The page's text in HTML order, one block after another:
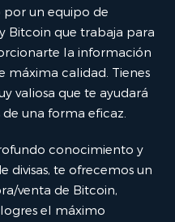
por un equipo de
Bitcoin que trabaja para
la información
máxima calidad. Tienes
valiosa que te ayudará
de una forma eficaz.
conocimiento y
divisas, te ofrecemos un
venta de Bitcoin,
el máximo